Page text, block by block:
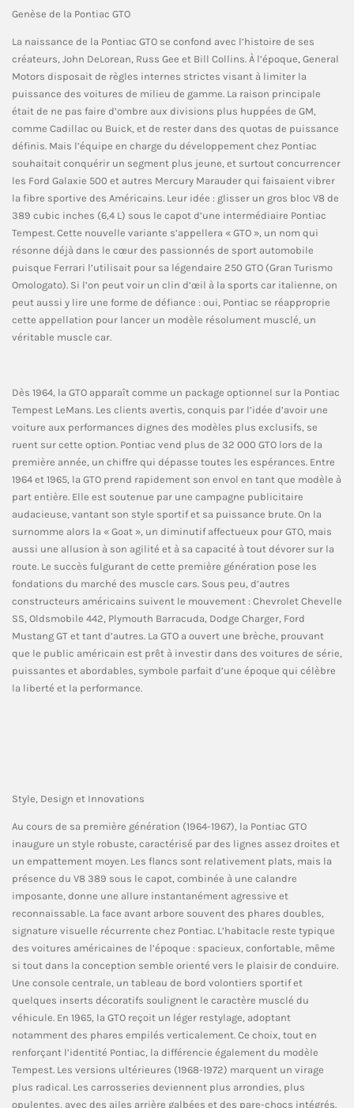
Genèse de la Pontiac GTO
La naissance de la Pontiac GTO se confond avec l’histoire de ses
créateurs, John DeLorean, Russ Gee et Bill Collins. À l’époque, General
Motors disposait de règles internes strictes visant à limiter la
puissance des voitures de milieu de gamme. La raison principale
était de ne pas faire d’ombre aux divisions plus huppées de GM,
comme Cadillac ou Buick, et de rester dans des quotas de puissance
définis. Mais l’équipe en charge du développement chez Pontiac
souhaitait conquérir un segment plus jeune, et surtout concurrencer
les Ford Galaxie 500 et autres Mercury Marauder qui faisaient vibrer
la fibre sportive des Américains. Leur idée : glisser un gros bloc V8 de
389 cubic inches (6,4 L) sous le capot d’une intermédiaire Pontiac
Tempest. Cette nouvelle variante s’appellera « GTO », un nom qui
résonne déjà dans le cœur des passionnés de sport automobile
puisque Ferrari l’utilisait pour sa légendaire 250 GTO (Gran Turismo
Omologato). Si l’on peut voir un clin d’œil à la sports car italienne, on
peut aussi y lire une forme de défiance : oui, Pontiac se réapproprie
cette appellation pour lancer un modèle résolument musclé, un
véritable muscle car.
Dès 1964, la GTO apparaît comme un package optionnel sur la Pontiac
Tempest LeMans. Les clients avertis, conquis par l’idée d’avoir une
voiture aux performances dignes des modèles plus exclusifs, se
ruent sur cette option. Pontiac vend plus de 32 000 GTO lors de la
première année, un chiffre qui dépasse toutes les espérances. Entre
1964 et 1965, la GTO prend rapidement son envol en tant que modèle à
part entière. Elle est soutenue par une campagne publicitaire
audacieuse, vantant son style sportif et sa puissance brute. On la
surnomme alors la « Goat », un diminutif affectueux pour GTO, mais
aussi une allusion à son agilité et à sa capacité à tout dévorer sur la
route. Le succès fulgurant de cette première génération pose les
fondations du marché des muscle cars. Sous peu, d’autres
constructeurs américains suivent le mouvement : Chevrolet Chevelle
SS, Oldsmobile 442, Plymouth Barracuda, Dodge Charger, Ford
Mustang GT et tant d’autres. La GTO a ouvert une brèche, prouvant
que le public américain est prêt à investir dans des voitures de série,
puissantes et abordables, symbole parfait d’une époque qui célèbre
la liberté et la performance.
Style, Design et Innovations
Au cours de sa première génération (1964-1967), la Pontiac GTO
inaugure un style robuste, caractérisé par des lignes assez droites et
un empattement moyen. Les flancs sont relativement plats, mais la
présence du V8 389 sous le capot, combinée à une calandre
imposante, donne une allure instantanément agressive et
reconnaissable. La face avant arbore souvent des phares doubles,
signature visuelle récurrente chez Pontiac. L’habitacle reste typique
des voitures américaines de l’époque : spacieux, confortable, même
si tout dans la conception semble orienté vers le plaisir de conduire.
Une console centrale, un tableau de bord volontiers sportif et
quelques inserts décoratifs soulignent le caractère musclé du
véhicule. En 1965, la GTO reçoit un léger restylage, adoptant
notamment des phares empilés verticalement. Ce choix, tout en
renforçant l’identité Pontiac, la différencie également du modèle
Tempest. Les versions ultérieures (1968-1972) marquent un virage
plus radical. Les carrosseries deviennent plus arrondies, plus
opulentes, avec des ailes arrière galbées et des pare-chocs intégrés.